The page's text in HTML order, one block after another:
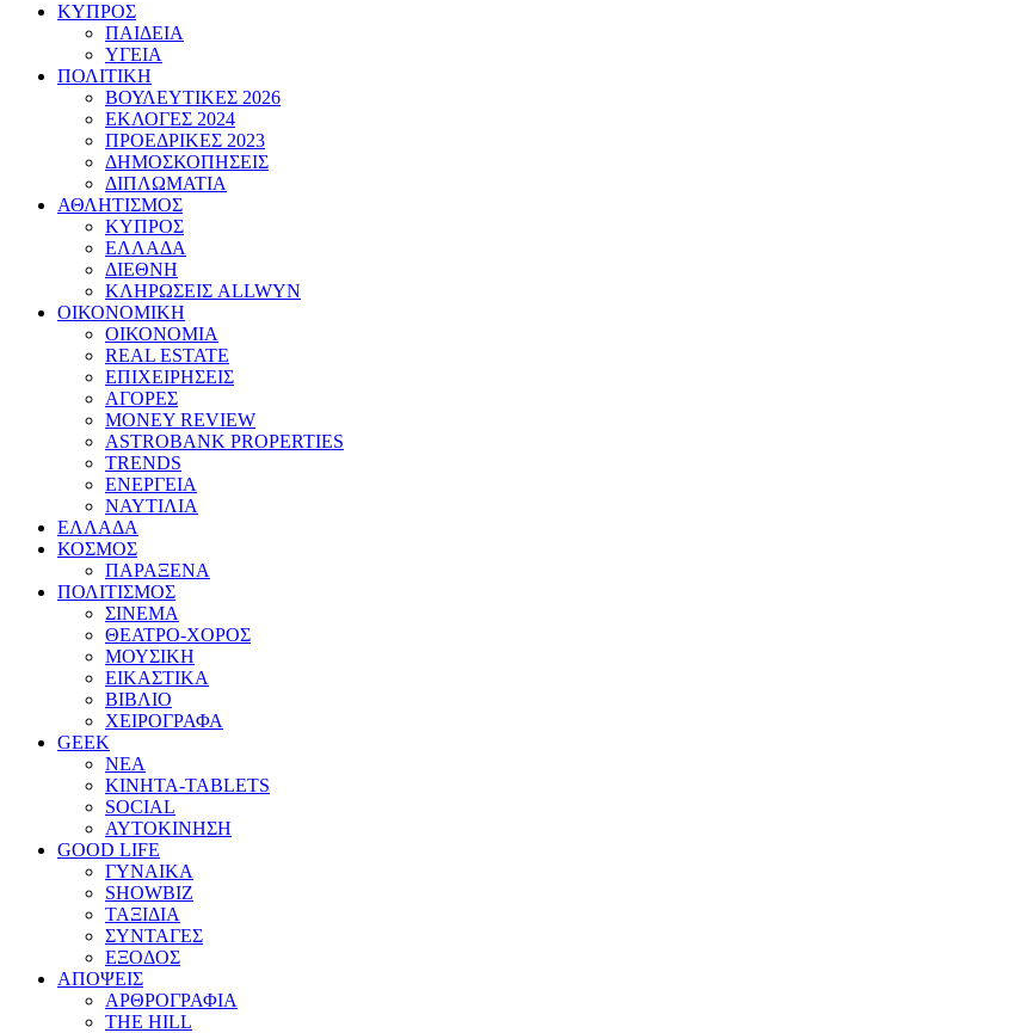
ΚΥΠΡΟΣ
ΠΑΙΔΕΙΑ
ΥΓΕΙΑ
ΠΟΛΙΤΙΚΗ
ΒΟΥΛΕΥΤΙΚΕΣ 2026
ΕΚΛΟΓΕΣ 2024
ΠΡΟΕΔΡΙΚΕΣ 2023
ΔΗΜΟΣΚΟΠΗΣΕΙΣ
ΔΙΠΛΩΜΑΤΙΑ
ΑΘΛΗΤΙΣΜΟΣ
ΚΥΠΡΟΣ
ΕΛΛΑΔΑ
ΔΙΕΘΝΗ
ΚΛΗΡΩΣΕΙΣ ALLWYN
ΟΙΚΟΝΟΜΙΚΗ
ΟΙΚΟΝΟΜΙΑ
REAL ESTATE
ΕΠΙΧΕΙΡΗΣΕΙΣ
ΑΓΟΡΕΣ
MONEY REVIEW
ASTROBANK PROPERTIES
TRENDS
ΕΝΕΡΓΕΙΑ
ΝΑΥΤΙΛΙΑ
ΕΛΛΑΔΑ
ΚΟΣΜΟΣ
ΠΑΡΑΞΕΝΑ
ΠΟΛΙΤΙΣΜΟΣ
ΣΙΝΕΜΑ
ΘΕΑΤΡΟ-ΧΟΡΟΣ
ΜΟΥΣΙΚΗ
ΕΙΚΑΣΤΙΚΑ
ΒΙΒΛΙΟ
ΧΕΙΡΟΓΡΑΦΑ
GEEK
ΝΕΑ
ΚΙΝΗΤΑ-TABLETS
SOCIAL
ΑΥΤΟΚΙΝΗΣΗ
GOOD LIFE
ΓΥΝΑΙΚΑ
SHOWBIZ
ΤΑΞΙΔΙΑ
ΣΥΝΤΑΓΕΣ
ΕΞΟΔΟΣ
ΑΠΟΨΕΙΣ
ΑΡΘΡΟΓΡΑΦΙΑ
THE HILL